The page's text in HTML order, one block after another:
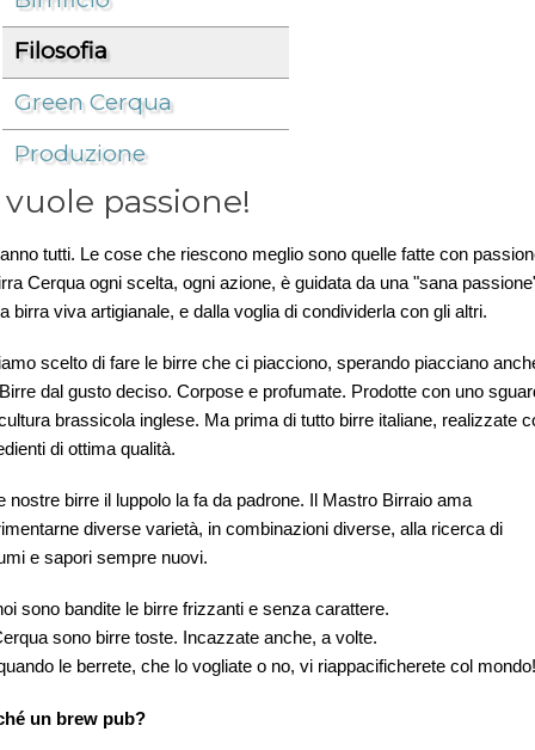
Azienda / Filosofia
Filosofia
Green Cerqua
Produzione
vuole passione!
tutti. Le cose che riescono meglio sono quelle fatte con
Cerqua ogni scelta, ogni azione, è guidata da una "sana
birra viva artigianale, e dalla voglia di condividerla con gli altri.
scelto di fare le birre che ci piacciono, sperando piacciano
dal gusto deciso. Corpose e profumate. Prodotte con uno
brassicola inglese. Ma prima di tutto birre italiane, realizzate
di ottima qualità.
nostre birre il luppolo la fa da padrone. Il Mastro Birraio ama
diverse varietà, in combinazioni diverse, alla ricerca di
e sapori sempre nuovi.
sono bandite le birre frizzanti e senza carattere.
sono birre toste. Incazzate anche, a volte.
le berrete, che lo vogliate o no, vi riappacificherete col
un brew pub?